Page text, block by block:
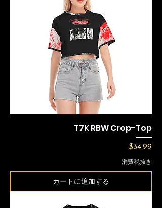
T7K RBW Crop-Top
価格
$34.99
消費税抜き
カートに追加する